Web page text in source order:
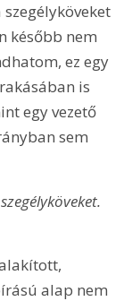
később nem
ez egy
is
egy vezető
sem
alap nem